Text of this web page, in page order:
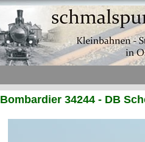
Bombardier 34244 - DB